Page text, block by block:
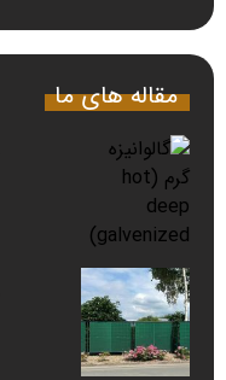
مقاله های ما